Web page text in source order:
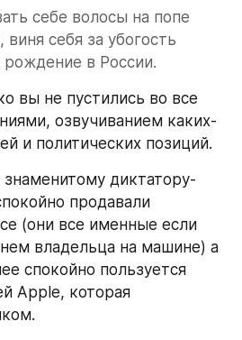
себе волосы на попе
виня себя за убогость
рождение в России.
вы не пустились во все
озвучиванием каких-
и политических позиций.
диктатору-
продавали
(они все именные если
владельца на машине) а
спокойно пользуется
Apple, которая